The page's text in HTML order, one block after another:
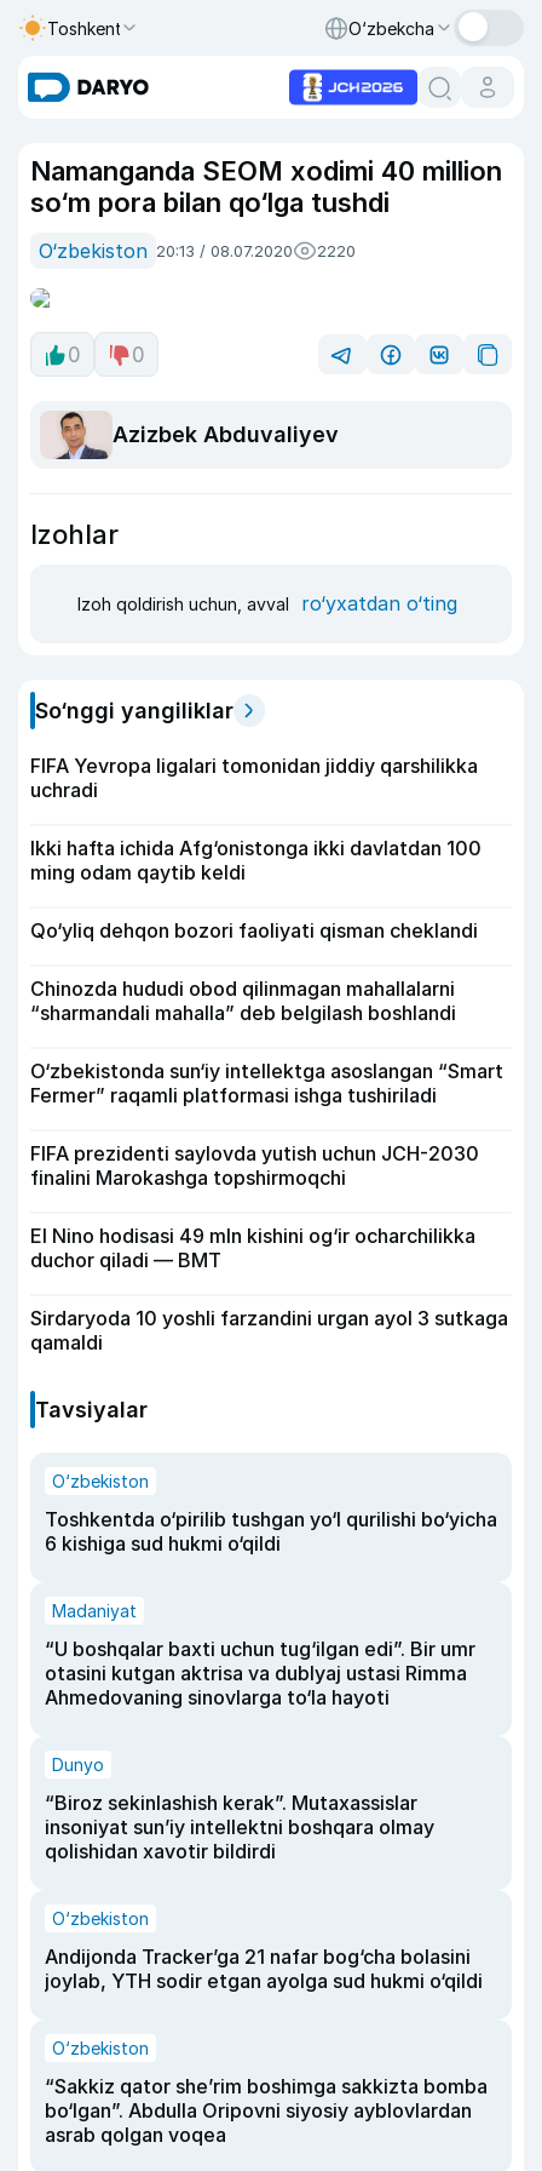
Toshkent O‘zbekcha
Namanganda SEOM xodimi 40 million
so‘m pora bilan qo‘lga tushdi
O‘zbekiston 20:13 / 08.07.2020 2220
0 0
Azizbek Abduvaliyev
Izohlar
Izoh qoldirish uchun, avval ro‘yxatdan o‘ting
So‘nggi yangiliklar
FIFA Yevropa ligalari tomonidan jiddiy qarshilikka
uchradi
Ikki hafta ichida Afg‘onistonga ikki davlatdan 100
ming odam qaytib keldi
Qo‘yliq dehqon bozori faoliyati qisman cheklandi
Chinozda hududi obod qilinmagan mahallalarni
“sharmandali mahalla” deb belgilash boshlandi
O‘zbekistonda sun‘iy intellektga asoslangan “Smart
Fermer” raqamli platformasi ishga tushiriladi
FIFA prezidenti saylovda yutish uchun JCH-2030
finalini Marokashga topshirmoqchi
El Nino hodisasi 49 mln kishini og‘ir ocharchilikka
duchor qiladi — BMT
Sirdaryoda 10 yoshli farzandini urgan ayol 3 sutkaga
qamaldi
Tavsiyalar
O‘zbekiston
Toshkentda o‘pirilib tushgan yo‘l qurilishi bo‘yicha
6 kishiga sud hukmi o‘qildi
Madaniyat
“U boshqalar baxti uchun tug‘ilgan edi”. Bir umr
otasini kutgan aktrisa va dublyaj ustasi Rimma
Ahmedovaning sinovlarga to‘la hayoti
Dunyo
“Biroz sekinlashish kerak”. Mutaxassislar
insoniyat sun’iy intellektni boshqara olmay
qolishidan xavotir bildirdi
O‘zbekiston
Andijonda Tracker’ga 21 nafar bog‘cha bolasini
joylab, YTH sodir etgan ayolga sud hukmi o‘qildi
O‘zbekiston
“Sakkiz qator she’rim boshimga sakkizta bomba
bo‘lgan”. Abdulla Oripovni siyosiy ayblovlardan
asrab qolgan voqea